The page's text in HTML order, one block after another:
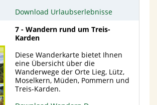
Download Urlaubserlebnisse
7 - Wandern rund um Treis-
Karden
Diese Wanderkarte bietet Ihnen
eine Übersicht über die
Wanderwege der Orte Lieg, Lütz,
Moselkern, Müden, Pommern und
Treis-Karden.